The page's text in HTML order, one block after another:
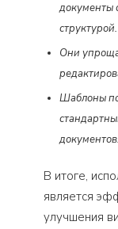
документы
структурой.
Они
Шаблоны
документов.
В итоге,
является
улучшения